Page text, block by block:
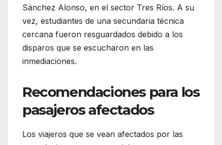
Sánchez Alonso, en el sector Tres Ríos. A su
vez, estudiantes de una secundaria técnica
cercana fueron resguardados debido a los
disparos que se escucharon en las
inmediaciones.
Recomendaciones para los
pasajeros afectados
Los viajeros que se vean afectados por las